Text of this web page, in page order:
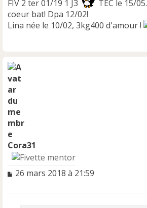
FIV 2 ter 01/19 1 J3 TEC le 15/05.
coeur bat! Dpa 12/02!
Lina née le 10/02, 3kg400 d'amour !
Cora31
M
26 mars 2018 à 21:59